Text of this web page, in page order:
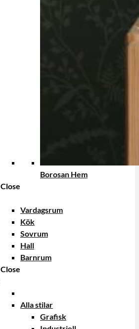
Borosan Hem
Close
Vardagsrum
Kök
Sovrum
Hall
Barnrum
Close
Alla stilar
Grafisk